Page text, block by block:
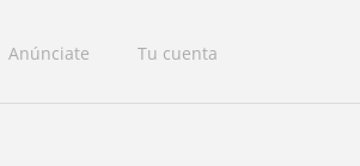
Anúnciate Tu cuenta